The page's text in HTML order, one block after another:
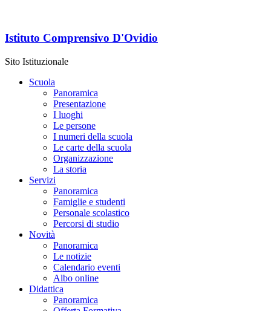
Istituto Comprensivo D'Ovidio
Sito Istituzionale
Scuola
Panoramica
Presentazione
I luoghi
Le persone
I numeri della scuola
Le carte della scuola
Organizzazione
La storia
Servizi
Panoramica
Famiglie e studenti
Personale scolastico
Percorsi di studio
Novità
Panoramica
Le notizie
Calendario eventi
Albo online
Didattica
Panoramica